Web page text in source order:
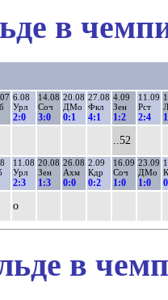
в
6.08
Урл
2:0
14.08
Соч
3:0
20.08
ДМо
0:1
27.08
Фкл
4:1
4.09
Зен
1:2
11.09
Рст
2:4
..52
11.08
Урл
2:3
20.08
Зен
1:3
26.08
Ахм
0:0
2.09
Кдр
0:2
16.09
Соч
1:0
23.09
ДМо
1:0
о
в